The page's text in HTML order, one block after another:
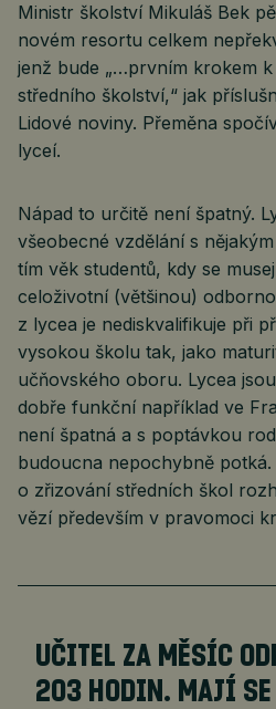
Ministr školství Mikuláš Bek
novém resortu celkem
jenž bude „…prvním krokem
středního školství,“ jak
Lidové noviny. Přeměna
lyceí.
Nápad to určitě není špatný.
všeobecné vzdělání s
tím věk studentů, kdy se
celoživotní (většinou)
z lycea je nediskvalifikuje při
vysokou školu tak, jako
učňovského oboru. Lycea
dobře funkční například ve
není špatná a s poptávkou
budoucna nepochybně
o zřizování středních škol
vězí především v pravomoci
UČITEL ZA MĚSÍC
203 HODIN. MAJÍ SE